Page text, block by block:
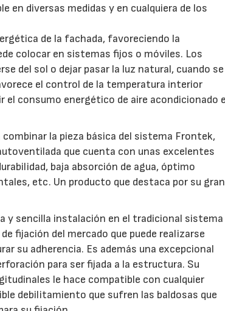
en diversas medidas y en cualquiera de los
de la fachada, favoreciendo la
colocar en sistemas fijos o móviles. Los
del sol o dejar pasar la luz natural, cuando se
el control de la temperatura interior
el consumo energético de aire acondicionado
la pieza básica del sistema Frontek,
que cuenta con unas excelentes
baja absorción de agua, óptimo
etc. Un producto que destaca por su gran
y sencilla instalación en el tradicional sistema
fijación del mercado que puede realizarse
su adherencia. Es además una excepcional
para ser fijada a la estructura. Su
le hace compatible con cualquier
debilitamiento que sufren las baldosas que